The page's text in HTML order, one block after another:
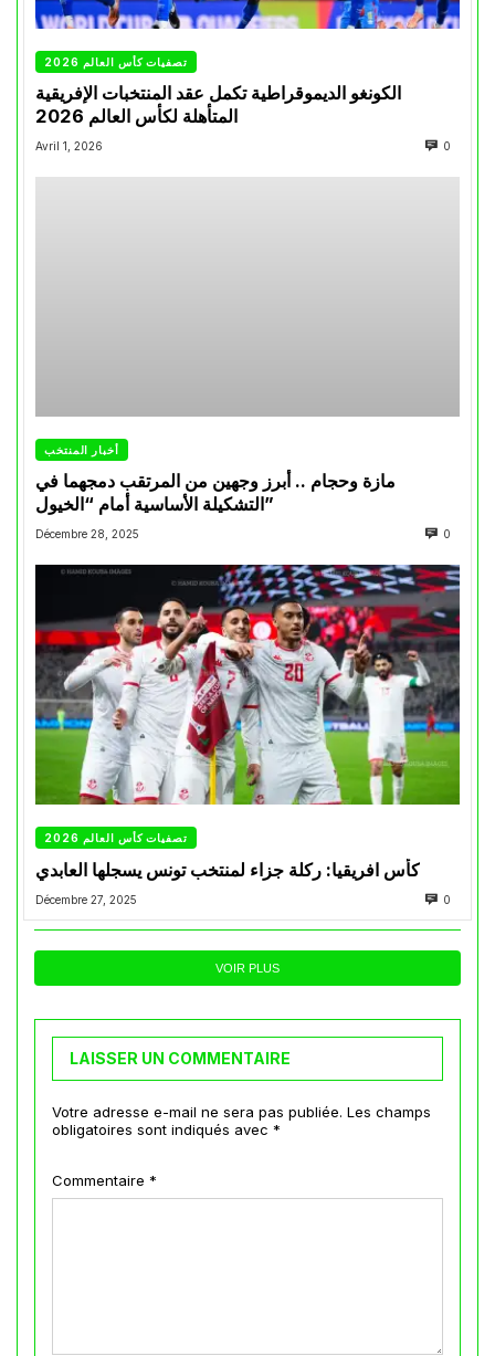
تصفيات كأس العالم 2026
الكونغو الديموقراطية تكمل عقد المنتخبات الإفريقية
المتأهلة لكأس العالم 2026
Avril 1, 2026 0
أخبار المنتخب
مازة وحجام .. أبرز وجهين من المرتقب دمجهما في
التشكيلة الأساسية أمام “الخيول”
Décembre 28, 2025 0
تصفيات كأس العالم 2026
كأس افريقيا: ركلة جزاء لمنتخب تونس يسجلها العابدي
Décembre 27, 2025 0
VOIR PLUS
LAISSER UN COMMENTAIRE
Votre adresse e-mail ne sera pas publiée. Les champs
obligatoires sont indiqués avec *
Commentaire *